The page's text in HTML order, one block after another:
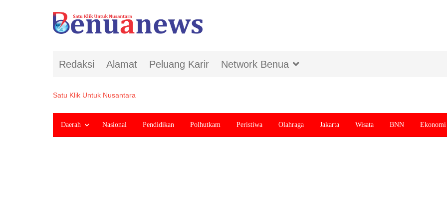
Redaksi Alamat Peluang Karir Network Benua
Satu Klik Untuk Nusantara
Daerah Nasional Pendidikan Polhutkam Peristiwa Olahraga Jakarta Wisata BNN Ekonomi